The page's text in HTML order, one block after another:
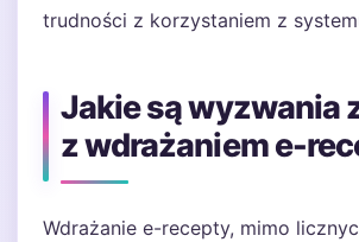
trudności z korzystaniem z
Jakie są wyzwania
z wdrażaniem e-
Wdrażanie e-recepty, mimo